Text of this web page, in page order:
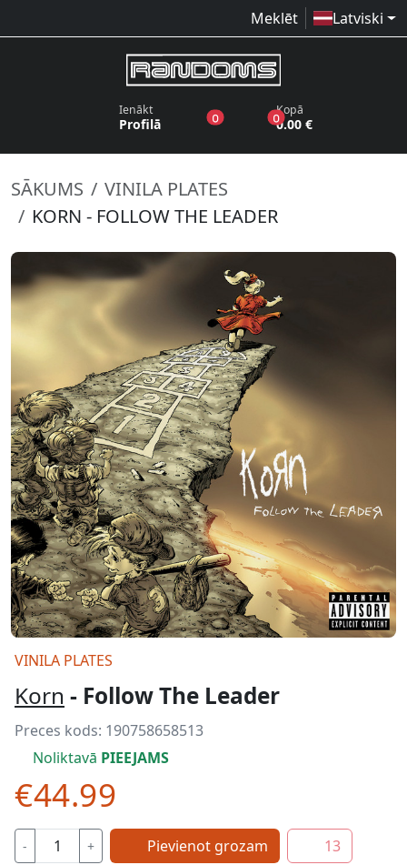
Meklēt Latviski
Ienākt
Profilā 0produkti vēlmju sarakstā
0produkti grozā
Kopā
0.00 €
SĀKUMS
VINILA PLATES
KORN - FOLLOW THE LEADER
VINILA PLATES
Korn - Follow The Leader
Preces kods: 190758658513
Noliktavā PIEEJAMS
€44.99
- + Pievienot grozam 13